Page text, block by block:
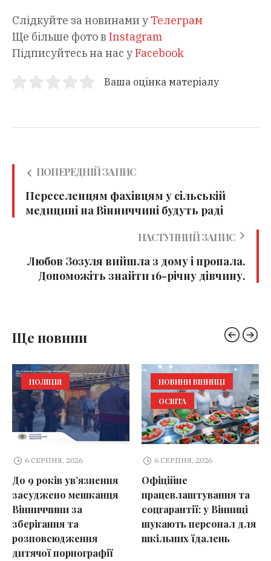
Слідкуйте за новинами у Телеграм
Ще більше фото в Instagram
Підписуйтесь на нас уFacebook
Ваша оцінка матеріалу
ПОПЕРЕДНІЙ ЗАПИС
Переселенцям фахівцям у сільській
медицині на Вінниччині будуть раді
НАСТУПНИЙ ЗАПИС
Любов Зозуля вийшла з дому і пропала.
Допоможіть знайти 16-річну дівчину.
Ще новини
ПОЛІЦІЯ
6 СЕРПНЯ, 2026
До 9 років ув’язнення
засуджено мешканця
Вінниччини за
зберігання та
розповсюдження
дитячої порнографії
НОВИНИ ВІННИЦІ
ОСВІТА
6 СЕРПНЯ, 2026
Офіційне
працевлаштування та
соцгарантії: у Вінниці
шукають персонал для
шкільних їдалень